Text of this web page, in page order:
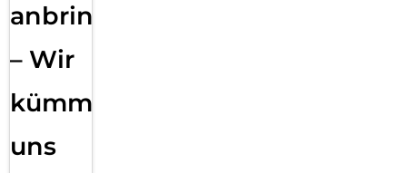
anbringen
– Wir
kümmern
uns